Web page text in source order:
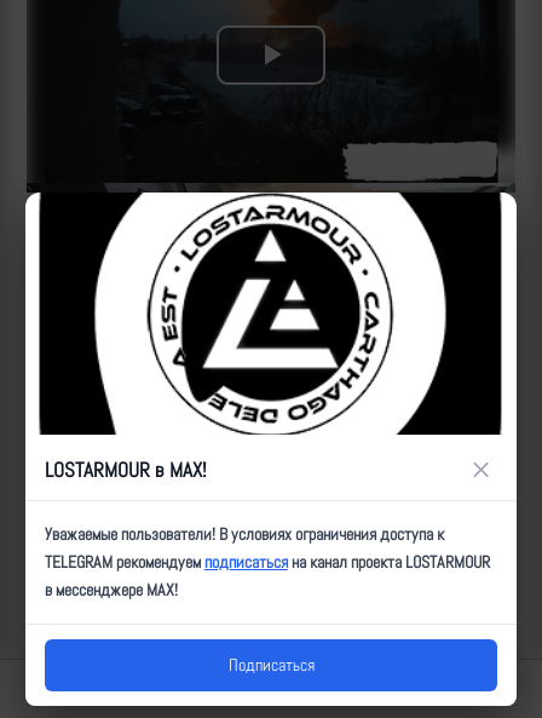
Play
Video
https://t.me/Gostomelpravda/2718
"Из интересного, в кадр попали несколько затрофеенных на
базе 4-й бригады оперативного назначения НГУ
бронеавтомобилей «Варта» и «Казак»
80258 | Автор:Артем 2026-05-04| Просмотров: 610
Гостомель, первая_фаза, от_первого_лица, _Киевобл
Популярные за сегодня видео
Lostarmour | Carthago Delenda Est | 2014-2026
LOSTARMOUR в MAX! ×
Уважаемые пользователи! В условиях ограничения доступа к
TELEGRAM рекомендуемподписатьсяна канал проекта LOSTARMOUR
в мессенджере MAX!
Подписаться